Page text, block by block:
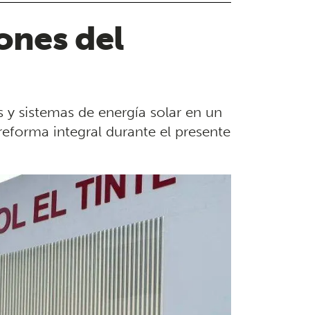
del
sistemas de energía solar en un
integral durante el presente